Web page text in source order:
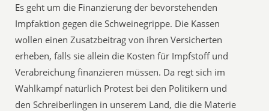
Es geht um die Finanzierung der bevorstehenden
Impfaktion gegen die Schweinegrippe. Die Kassen
wollen einen Zusatzbeitrag von ihren Versicherten
erheben, falls sie allein die Kosten für Impfstoff und
Verabreichung finanzieren müssen. Da regt sich im
Wahlkampf natürlich Protest bei den Politikern und
den Schreiberlingen in unserem Land, die die Materie